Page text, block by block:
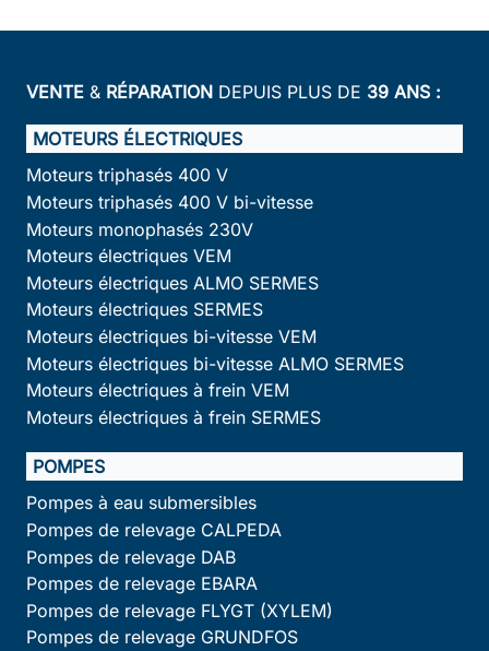
VENTE & RÉPARATION DEPUIS PLUS DE 39 ANS :
MOTEURS ÉLECTRIQUES
Moteurs triphasés 400 V
Moteurs triphasés 400 V bi-vitesse
Moteurs monophasés 230V
Moteurs électriques VEM
Moteurs électriques ALMO SERMES
Moteurs électriques SERMES
Moteurs électriques bi-vitesse VEM
Moteurs électriques bi-vitesse ALMO SERMES
Moteurs électriques à frein VEM
Moteurs électriques à frein SERMES
POMPES
Pompes à eau submersibles
Pompes de relevage CALPEDA
Pompes de relevage DAB
Pompes de relevage EBARA
Pompes de relevage FLYGT (XYLEM)
Pompes de relevage GRUNDFOS